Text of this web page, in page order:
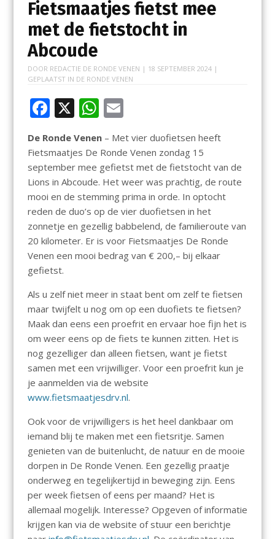
Fietsmaatjes fietst mee
met de fietstocht in
Abcoude
DOOR REDACTIE DE RONDE VENEN | 18 SEPTEMBER 2024|
GEPLAATST IN DE RONDE VENEN
F
ac
e
b
o
o
k
X W
at
s
A
p
p
E
ai
l
De Ronde Venen– Met vier duofietsen heeft
Fietsmaatjes De Ronde Venen zondag 15
september mee gefietst met de fietstocht van de
Lions in Abcoude. Het weer was prachtig, de route
mooi en de stemming prima in orde. In optocht
reden de duo’s op de vier duofietsen in het
zonnetje en gezellig babbelend, de familieroute van
20 kilometer. Er is voor Fietsmaatjes De Ronde
Venen een mooi bedrag van € 200,– bij elkaar
gefietst.
Als u zelf niet meer in staat bent om zelf te fietsen
maar twijfelt u nog om op een duofiets te fietsen?
Maak dan eens een proefrit en ervaar hoe fijn het is
om weer eens op de fiets te kunnen zitten. Het is
nog gezelliger dan alleen fietsen, want je fietst
samen met een vrijwilliger. Voor een proefrit kun je
je aanmelden via de website
www.fietsmaatjesdrv.nl.
Ook voor de vrijwilligers is het heel dankbaar om
iemand blij te maken met een fietsritje. Samen
genieten van de buitenlucht, de natuur en de mooie
dorpen in De Ronde Venen. Een gezellig praatje
onderweg en tegelijkertijd in beweging zijn. Eens
per week fietsen of eens per maand? Het is
allemaal mogelijk. Interesse? Opgeven of informatie
krijgen kan via de website of stuur een berichtje